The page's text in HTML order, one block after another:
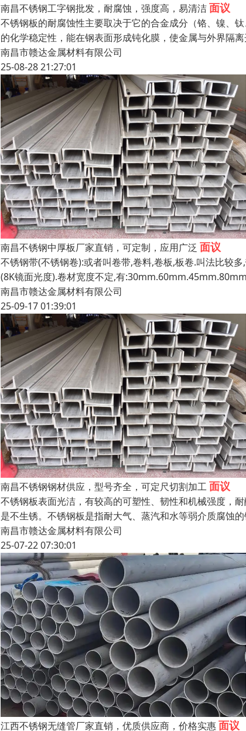
南昌不锈钢工字钢批发，耐腐蚀，强度高，易清洁面议
不锈钢板的耐腐蚀性主要取决于它的合金成分（铬、镍、
的化学稳定性，能在钢表面形成钝化膜，使金属与外界隔
南昌市赣达金属材料有限公司
25-08-28 21:27:01
南昌不锈钢中厚板厂家直销，可定制，应用广泛 面议
不锈钢带(不锈钢卷):或者叫卷带,卷料,卷板,板卷.叫法比较
(8K镜面光度).卷材宽度不定,有
南昌市赣达金属材料有限公司
25-09-17 01:39:01
南昌不锈钢钢材供应，型号齐全，可定尺切割加工面议
不锈钢板表面光洁，有较高的可塑性、韧性和机械强度，
是不生锈。不锈钢板是指耐大气、蒸汽和水等弱介质腐蚀
南昌市赣达金属材料有限公司
25-07-22 07:30:01
江西不锈钢无缝管厂家直销，优质供应商，价格实惠面议